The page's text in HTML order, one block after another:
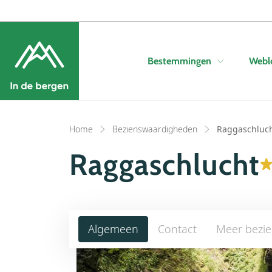
Bestemmingen
Home Bezienswaardigheden
Raggaschlucht
Algemeen Contact Meer